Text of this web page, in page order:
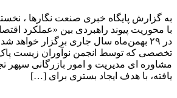
به گزارش پایگاه خبری صنعت نگارها ،
با محوریت پیوند راهبردی بین «عملکرد
در ۲۹ بهمن‌ماه سال جاری برگزار خواهد
تخصصی که توسط انجمن نوآوران زیست
مشاوره ای مدیریت و امور بازرگانی سپهر
یافته، با هدف ایجاد بستری برای […]